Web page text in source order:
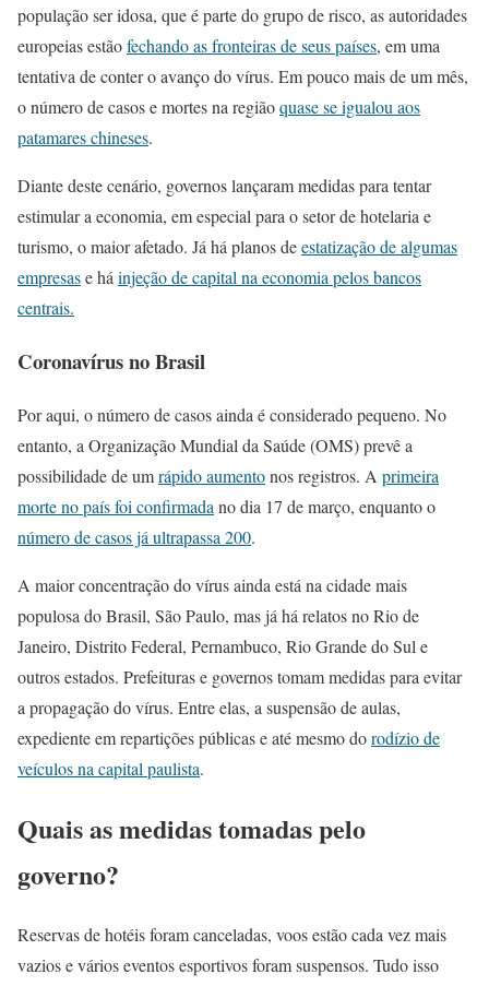
população ser idosa, que é parte do grupo de risco, as autoridades
europeias estãofechando as fronteiras de seus países, em uma
tentativa de conter o avanço do vírus. Em pouco mais de um mês,
o número de casos e mortes na regiãoquase se igualou aos
patamares chineses.
Diante deste cenário, governos lançaram medidas para tentar
estimular a economia, em especial para o setor de hotelaria e
turismo, o maior afetado. Já há planos deestatização de algumas
empresase háinjeção de capital na economia pelos bancos
centrais.
Coronavírus no Brasil
Por aqui, o número de casos ainda é considerado pequeno. No
entanto, a Organização Mundial da Saúde (OMS) prevê a
possibilidade de umrápido aumentonos registros. A primeira
morte no país foi confirmada no dia 17 de março, enquanto o
número de casos já ultrapassa 200.
A maior concentração do vírus ainda está na cidade mais
populosa do Brasil, São Paulo, mas já há relatos no Rio de
Janeiro, Distrito Federal, Pernambuco, Rio Grande do Sul e
outros estados. Prefeituras e governos tomam medidas para evitar
a propagação do vírus. Entre elas, a suspensão de aulas,
expediente em repartições públicas e até mesmo dorodízio de
veículos na capital paulista.
Quais as medidas tomadas pelo
governo?
Reservas de hotéis foram canceladas, voos estão cada vez mais
vazios e vários eventos esportivos foram suspensos. Tudo isso